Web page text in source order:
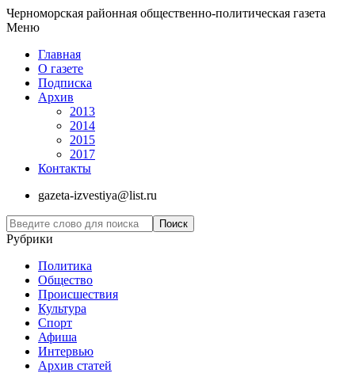
Черноморская районная общественно-политическая газета
Меню
Главная
О газете
Подписка
Архив
2013
2014
2015
2017
Контакты
gazeta-izvestiya@list.ru
Рубрики
Политика
Общество
Проиcшествия
Культура
Спорт
Афиша
Интервью
Архив статей